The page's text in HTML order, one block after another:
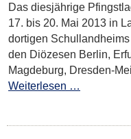
Das diesjährige
17. bis 20. Mai 2013 in
dortigen
den Diözesen Berlin,
Magdeburg, Dresden-
Weiterlesen …